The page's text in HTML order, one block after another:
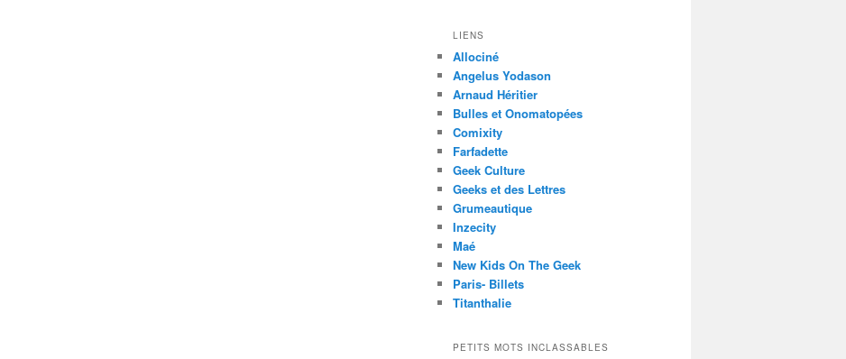
LIENS
Allociné
Angelus Yodason
Arnaud Héritier
Bulles et Onomatopées
Comixity
Farfadette
Geek Culture
Geeks et des Lettres
Grumeautique
Inzecity
Maé
New Kids On The Geek
Paris- Billets
Titanthalie
PETITS MOTS INCLASSABLES